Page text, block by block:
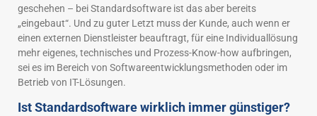
geschehen – bei Standardsoftware ist das aber bereits
„eingebaut“. Und zu guter Letzt muss der Kunde, auch wenn er
einen externen Dienstleister beauftragt, für eine Individuallösung
mehr eigenes, technisches und Prozess-Know-how aufbringen,
sei es im Bereich von Softwareentwicklungsmethoden oder im
Betrieb von IT-Lösungen.
Ist Standardsoftware wirklich immer günstiger?